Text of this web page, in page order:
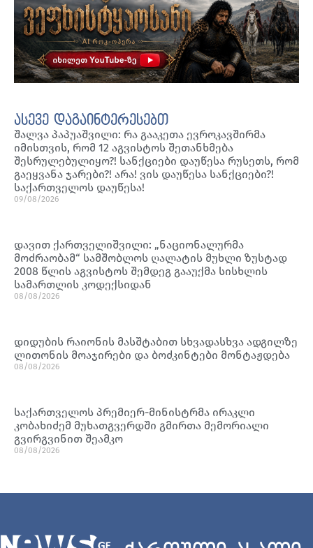
ასევე დაგაინტერესებთ
შალვა პაპუაშვილი: რა გააკეთა ევროკავშირმა
იმისთვის, რომ 12 აგვისტოს შეთანხმება
შესრულებულიყო?! სანქციები დაუწესა რუსეთს, რომ
გაეყვანა ჯარები?! არა! ვის დაუწესა სანქციები?!
საქართველოს დაუწესა!
09/08/2026
დავით ქართველიშვილი: „ნაციონალურმა
მოძრაობამ“ სამშობლოს ღალატის მუხლი ზუსტად
2008 წლის აგვისტოს შემდეგ გააუქმა სისხლის
სამართლის კოდექსიდან
08/08/2026
დიდუბის რაიონის მასშტაბით სხვადასხვა ადგილზე
ლითონის მოაჯირები და ბოძკინტები მონტაჟდება
08/08/2026
საქართველოს პრემიერ-მინისტრმა ირაკლი
კობახიძემ მუხათგვერდში გმირთა მემორიალი
გვირგვინით შეამკო
08/08/2026